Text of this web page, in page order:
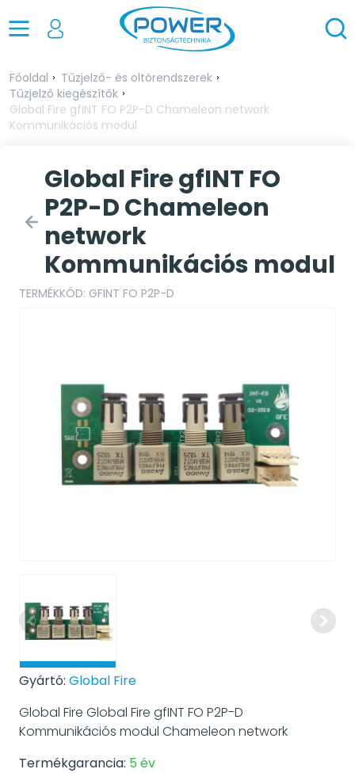
Főoldal
Tűzjelző- és oltórendszerek
Tűzjelző kiegészítők
Global Fire gfINT FO P2P-D Chameleon network
Kommunikációs modul
Global Fire gfINT FO
P2P-D Chameleon
network
Kommunikációs modul
TERMÉKKÓD: GFINT FO P2P-D
Gyártó: Global Fire
Global Fire Global Fire gfINT FO P2P-D
Kommunikációs modul Chameleon network
Termékgarancia: 5 év